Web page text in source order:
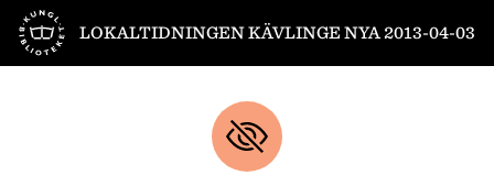
Till startsidan
LOKALTIDNINGEN KÄVLINGE NYA 2013-04-03